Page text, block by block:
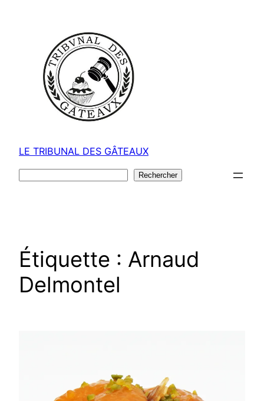
LE TRIBUNAL DES GÂTEAUX
Rechercher
Étiquette : Arnaud
Delmontel